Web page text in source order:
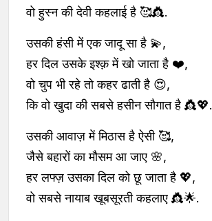
वो हुस्न की देवी कहलाई है 🥰👸.
उसकी हंसी में एक जादू सा है 💫,
हर दिल उसके इश्क़ में खो जाता है ❤️,
वो चुप भी रहे तो कहर ढाती है 😍,
कि वो खुदा की सबसे हसीन सौगात है 👸💖.
उसकी आवाज़ में मिठास है ऐसी 🥰,
जैसे बहारों का मौसम आ जाए 🌸,
हर लफ्ज़ उसका दिल को छू जाता है 💖,
वो सबसे नायाब खूबसूरती कहलाए 👸🌟.